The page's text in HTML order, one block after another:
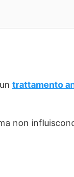
trattamento
non